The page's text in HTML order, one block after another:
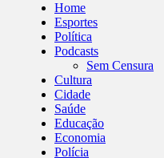
Home
Esportes
Política
Podcasts
Sem Censura
Cultura
Cidade
Saúde
Educação
Economia
Polícia